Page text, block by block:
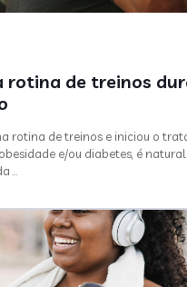
rotina de treinos
rotina de treinos e iniciou o
e/ou diabetes, é